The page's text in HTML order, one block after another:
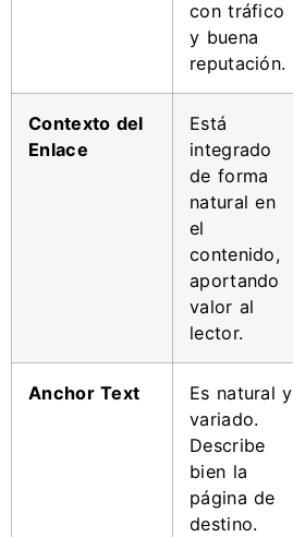
con tráfico
y buena
reputación.
Contexto del
Enlace
Está
integrado
de forma
natural en
el
contenido,
aportando
valor al
lector.
Anchor Text
Es natural y
variado.
Describe
bien la
página de
destino.